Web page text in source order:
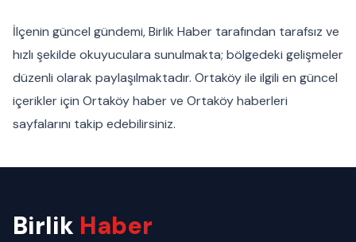
İlçenin güncel gündemi, Birlik Haber tarafından tarafsız ve
hızlı şekilde okuyuculara sunulmakta; bölgedeki gelişmeler
düzenli olarak paylaşılmaktadır. Ortaköy ile ilgili en güncel
içerikler için Ortaköy haber ve Ortaköy haberleri
sayfalarını takip edebilirsiniz.
Birlik Haber